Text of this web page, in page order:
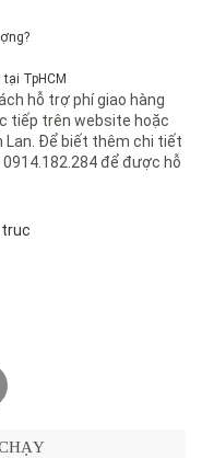
TpHCM
hỗ trợ phí giao hàng
tiếp trên website hoặc
Lan. Để biết thêm chi tiết
để được hỗ